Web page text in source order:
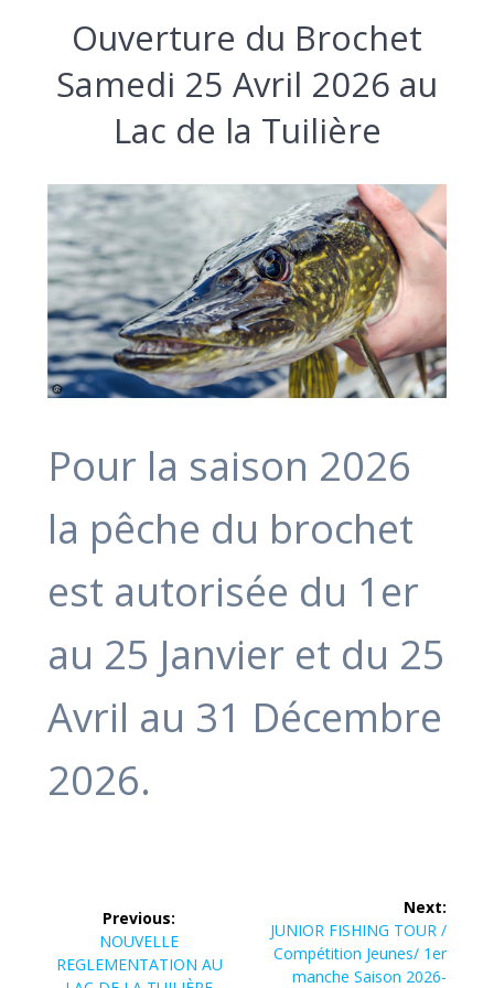
Ouverture du Brochet
Samedi 25 Avril 2026 au
Lac de la Tuilière
Pour la saison 2026
la pêche du brochet
est autorisée du 1er
au 25 Janvier et du 25
Avril au 31 Décembre
2026.
Previous:
Previous
post:
NOUVELLE
REGLEMENTATION AU
Next:
Next
post:
JUNIOR FISHING TOUR /
Compétition Jeunes/ 1er
manche Saison 2026-